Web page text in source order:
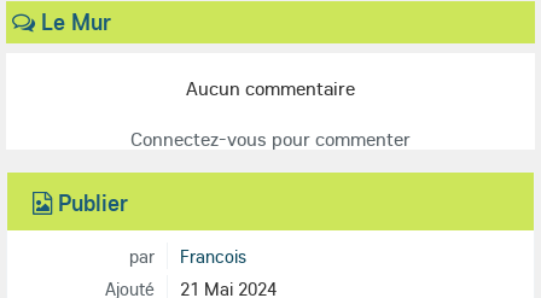
Le Mur
Aucun commentaire
Connectez-vous pour commenter
Publier
par
Francois
Ajouté
21 Mai 2024